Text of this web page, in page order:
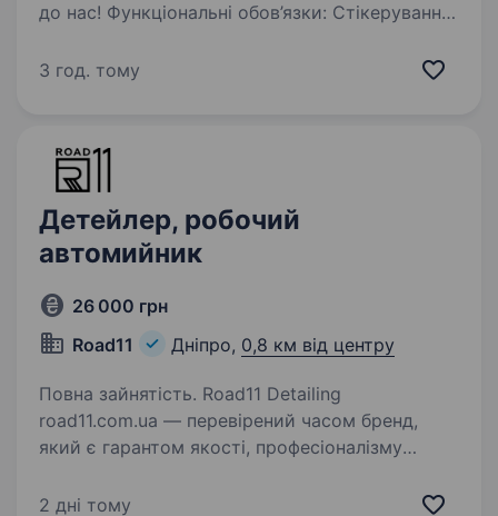
до нас! Функціональні обов’язки: Стікерування
з продукцією (1−5 кг)); Формування акційних
3 год. тому
Детейлер, робочий
автомийник
26 000 грн
Road11
Дніпро, 0,8 км від центру
Повна зайнятість. Road11 Detailing
road11.com.ua — перевірений часом бренд,
який є гарантом якості, професіоналізму
тому ми раді бачити в нашій команді нових
2 дні тому